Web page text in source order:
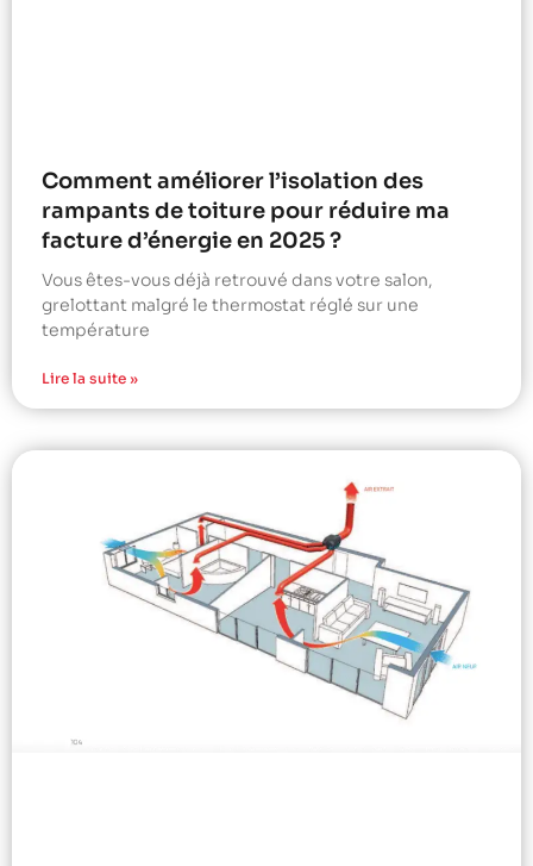
Comment améliorer l’isolation des
rampants de toiture pour réduire ma
facture d’énergie en 2025 ?
Vous êtes-vous déjà retrouvé dans votre salon,
grelottant malgré le thermostat réglé sur une
température
Lire la suite »